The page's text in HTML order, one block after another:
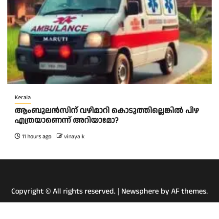
Kerala
ആംബുലന്‍സിന് വഴിമാറി കൊടുത്തില്ലെങ്കില്‍ പിഴ
എത്രയാണെന്ന് അറിയാമോ?
11 hours ago vinaya k
Copyright © All rights reserved. | Newsphere by AF themes.